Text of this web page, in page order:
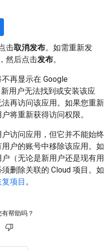
击取消发布。如需重新发
然后点击发布。
再显示在 Google
用户无法找到或安装该应
再访问该应用。如果您重新
将重新获得访问权限。
访问应用，但它并不能始终
户的账号中移除该应用。如
（无论是新用户还是现有用
删除关联的 Cloud 项目。如
项目 。
帮助吗？